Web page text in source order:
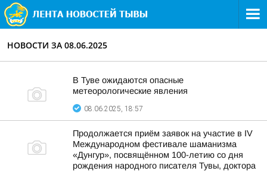
НОВОСТИ ЗА 08.06.2025
В Туве ожидаются опасные
метеорологические явления
08.06.2025, 18:57
Продолжается приём заявок на участие в IV
Международном фестивале шаманизма
«Дунгур», посвящённом 100-летию со дня
рождения народного писателя Тувы, доктора